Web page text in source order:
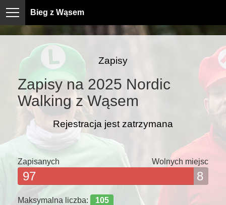
Bieg z Wąsem
Zapisy
Zapisy na 2025 Nordic
Walking z Wąsem
Rejestracja jest zatrzymana
Zapisanych Wolnych miejsc
97 8
Maksymalna liczba: 105